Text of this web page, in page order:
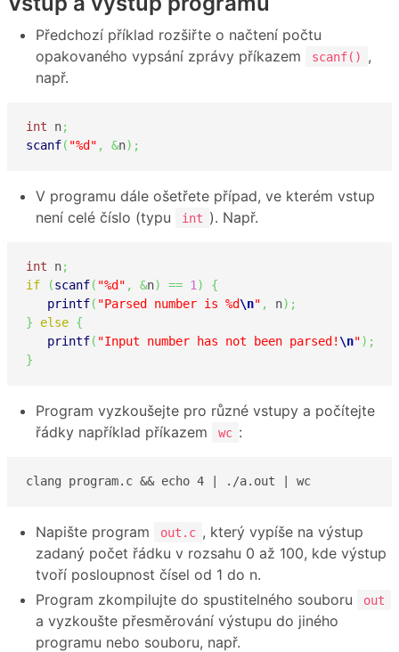
Předchozí příklad rozšiřte o načtení počtu
opakovaného vypsání zprávy příkazem
scanf()
,
např.
int n;
scanf( "%d" , &n) ;
V programu dále ošetřete případ, ve kterém vstup
není celé číslo (typu
int ). Např.
int n;
if
(scanf( "%d" , &n) == 1)
{
printf( "Parsed number is %d\n" , n) ;
}
else {
printf( "Input number has not been parsed! \n") ;
}
Program vyzkoušejte pro různé vstupy a počítejte
řádky například příkazem
wc :
clang program.c && echo 4 | ./a.out | wc
Napište program out.c , který vypíše na výstup
zadaný počet řádku v rozsahu 0 až 100, kde výstup
tvoří posloupnost čísel od 1 do n.
Program zkompilujte do spustitelného souboru
out
a vyzkoušte přesměrování výstupu do jiného
programu nebo souboru, např.